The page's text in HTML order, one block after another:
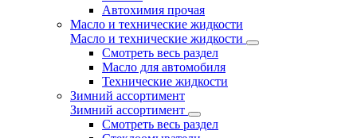
Автохимия прочая
Масло и технические жидкости
Масло и технические жидкости
Смотреть весь раздел
Масло для автомобиля
Технические жидкости
Зимний ассортимент
Зимний ассортимент
Смотреть весь раздел